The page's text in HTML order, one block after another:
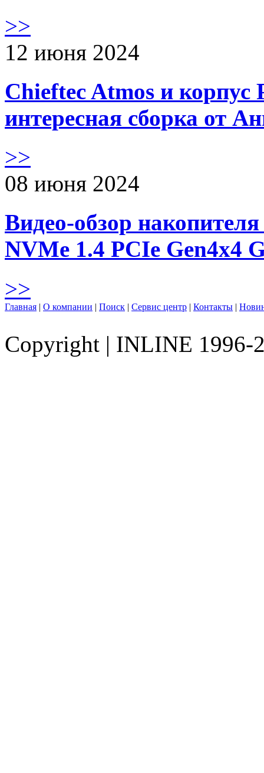
>>
12 июня 2024
Chieftec Atmos и корпус
интересная сборка от
>>
08 июня 2024
Видео-обзор
NVMe 1.4 PCIe Gen4х4
>>
Главная | О компании | Поиск | Сервис центр | Контакты |
Copyright | INLINE 1996-